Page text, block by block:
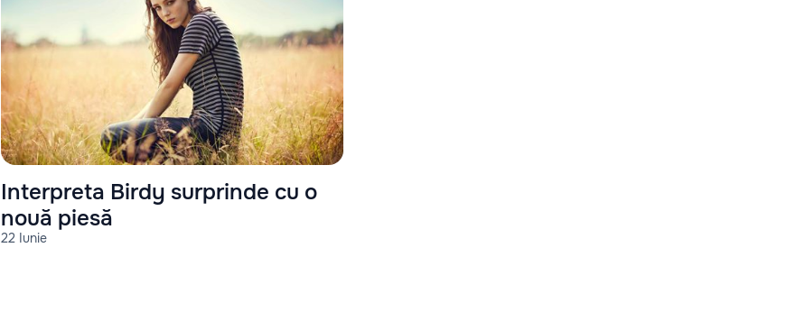
22 Iunie
Interpreta Birdy surprinde cu o
nouă piesă